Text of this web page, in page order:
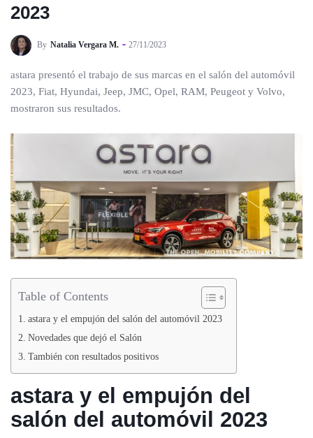
2023
By Natalia Vergara M. 27/11/2023
astara presentó el trabajo de sus marcas en el salón del automóvil
2023, Fiat, Hyundai, Jeep, JMC, Opel, RAM, Peugeot y Volvo,
mostraron sus resultados.
Table of Contents
astara y el empujón del salón del automóvil 2023
Novedades que dejó el Salón
También con resultados positivos
astara y el empujón del
salón del automóvil 2023